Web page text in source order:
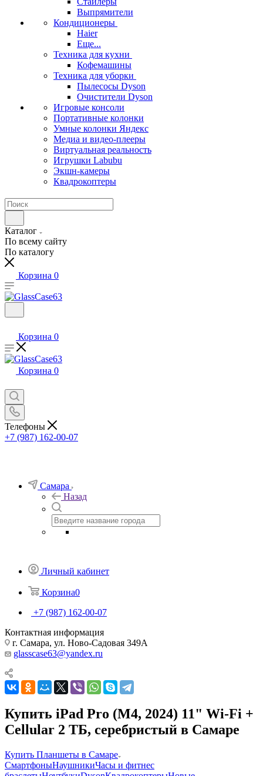
Выпрямители
Кондиционеры
Haier
Еще...
Техника для кухни
Кофемашины
Техника для уборки
Пылесосы Dyson
Очистители Dyson
Игровые консоли
Портативные колонки
Умные колонки Яндекс
Медиа и видео-плееры
Виртуальная реальность
Игрушки Labubu
Экшн-камеры
Квадрокоптеры
Каталог
По всему сайту
По каталогу
Корзина 0
Корзина 0
Корзина 0
Телефоны
+7 (987) 162-00-07
Самара
Назад
Личный кабинет
Корзина0
+7 (987) 162-00-07
Контактная информация
г. Самара, ул. Ново-Садовая 349А
glasscase63@yandex.ru
Купить iPad Pro (M4, 2024) 11" Wi-Fi +
Cellular 2 ТБ, серебристый в Самаре
Купить Планшеты в Самаре
СмартфоныНаушникиЧасы и фитнес